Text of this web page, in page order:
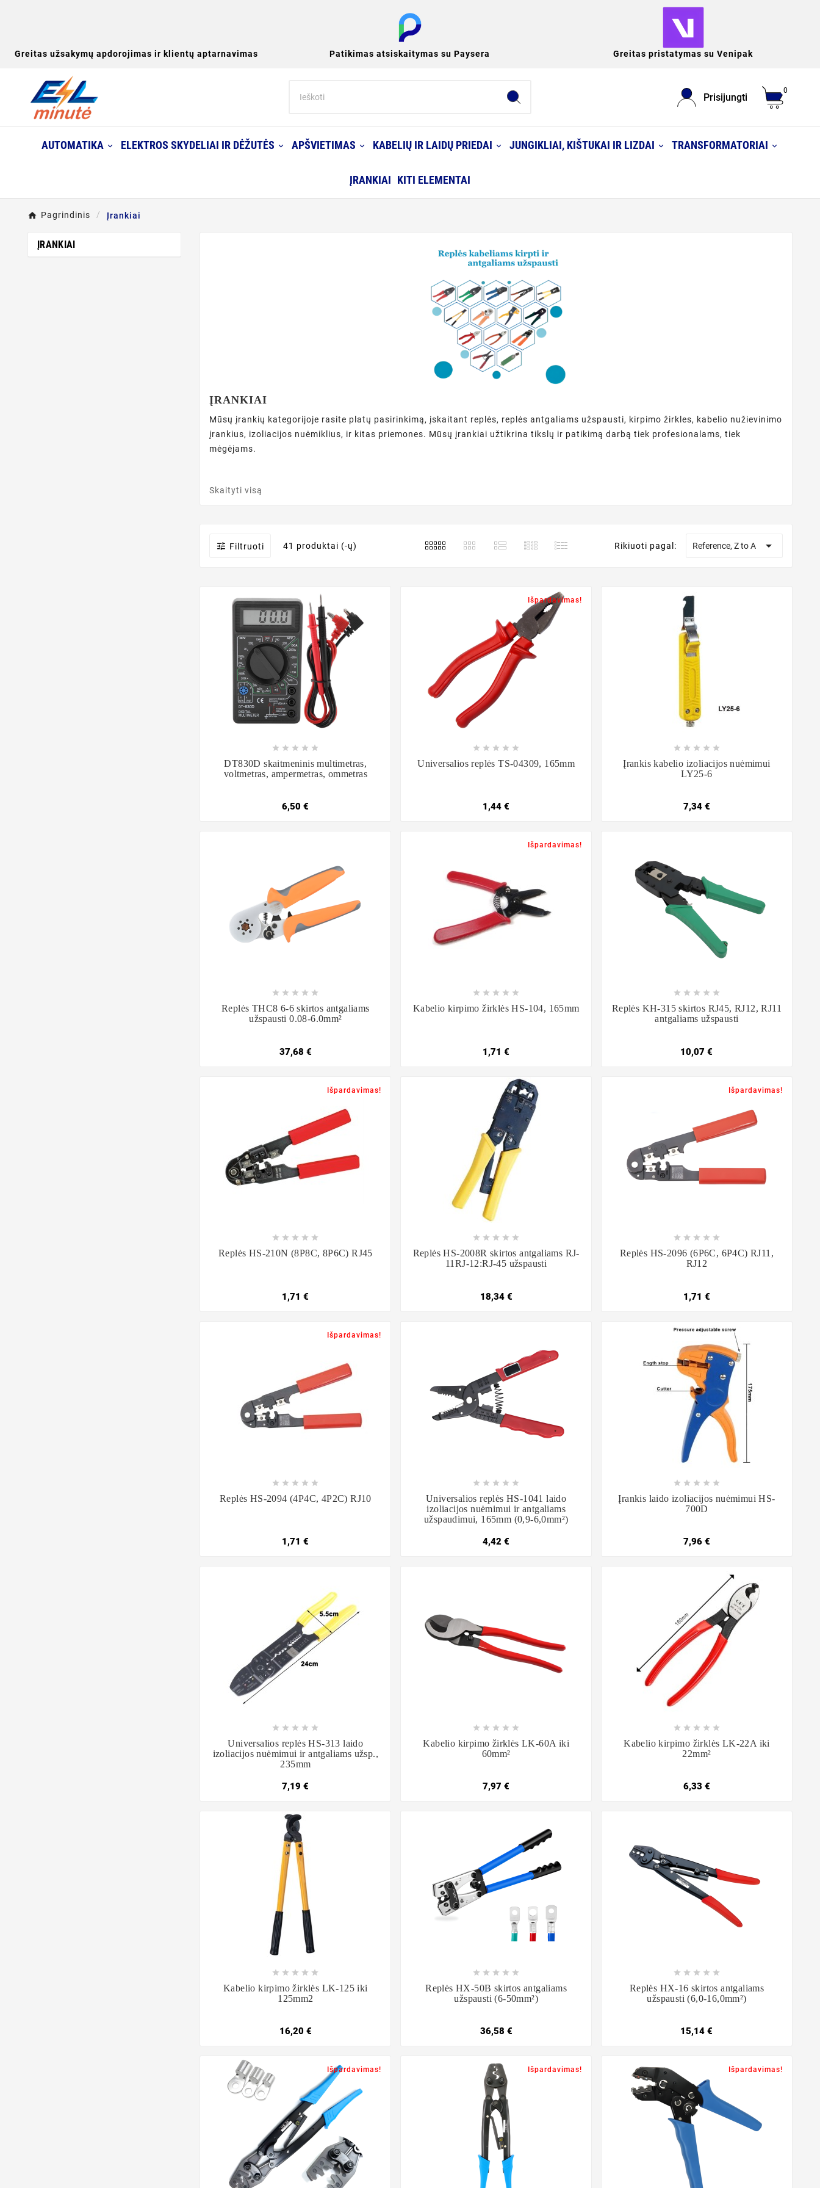
Greitas užsakymų apdorojimas ir klientų aptarnavimas Patikimas atsiskaitymas su Paysera Greitas pristatymas su Venipak
Prisijungti
0
AUTOMATIKA ELEKTROS SKYDELIAI IR DĖŽUTĖS APŠVIETIMAS KABELIŲ IR LAIDŲ PRIEDAI JUNGIKLIAI, KIŠTUKAI IR LIZDAI TRANSFORMATORIAI
ĮRANKIAI KITI ELEMENTAI
Pagrindinis Įrankiai
ĮRANKIAI
ĮRANKIAI
Mūsų įrankių kategorijoje rasite platų pasirinkimą, įskaitant replės, replės antgaliams užspausti, kirpimo žirkles, kabelio nužievinimo
įrankius, izoliacijos nuėmiklius, ir kitas priemones. Mūsų įrankiai užtikrina tikslų ir patikimą darbą tiek profesionalams, tiek
mėgėjams.
Skaityti visą
 Filtruoti 41 produktai (-ų) Rikiuoti pagal: Reference, Z to A 
    
DT830D skaitmeninis multimetras,
voltmetras, ampermetras, ommetras
6,50 €
Išpardavimas!
    
Universalios replės TS-04309, 165mm
1,44 €
    
Įrankis kabelio izoliacijos nuėmimui
LY25-6
7,34 €
    
Replės THC8 6-6 skirtos antgaliams
užspausti 0.08-6.0mm²
37,68 €
Išpardavimas!
    
Kabelio kirpimo žirklės HS-104, 165mm
1,71 €
    
Replės KH-315 skirtos RJ45, RJ12, RJ11
antgaliams užspausti
10,07 €
Išpardavimas!
    
Replės HS-210N (8P8C, 8P6C) RJ45
1,71 €
    
Replės HS-2008R skirtos antgaliams RJ-
11RJ-12:RJ-45 užspausti
18,34 €
Išpardavimas!
    
Replės HS-2096 (6P6C, 6P4C) RJ11,
RJ12
1,71 €
Išpardavimas!
 
    
Replės HS-2094 (4P4C, 4P2C) RJ10
1,71 €
 
    
Universalios replės HS-1041 laido
izoliacijos nuėmimui ir antgaliams
užspaudimui, 165mm (0,9-6,0mm²)
4,42 €
 
    
Įrankis laido izoliacijos nuėmimui HS-
700D
7,96 €
    
Universalios replės HS-313 laido
izoliacijos nuėmimui ir antgaliams užsp.,
235mm
7,19 €
    
Kabelio kirpimo žirklės LK-60A iki
60mm²
7,97 €
    
Kabelio kirpimo žirklės LK-22A iki
22mm²
6,33 €
    
Kabelio kirpimo žirklės LK-125 iki
125mm2
16,20 €
    
Replės HX-50B skirtos antgaliams
užspausti (6-50mm²)
36,58 €
    
Replės HX-16 skirtos antgaliams
užspausti (6,0-16,0mm²)
15,14 €
Išpardavimas! Išpardavimas! Išpardavimas!